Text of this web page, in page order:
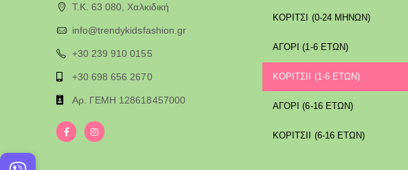
T.K. 63 080, Χαλκιδική
info@trendykidsfashion.gr
+30 239 910 0155
+30 698 656 2670
Αρ. ΓΕΜΗ 128618457000
ΚΟΡΙΤΣΙ (0-24 ΜΗΝΩΝ)
ΑΓΟΡΙ (1-6 ΕΤΩΝ)
ΚΟΡΙΤΣΙΙ (1-6 ΕΤΩΝ)
ΑΓΟΡΙ (6-16 ΕΤΩΝ)
ΚΟΡΙΤΣΙΙ (6-16 ΕΤΩΝ)